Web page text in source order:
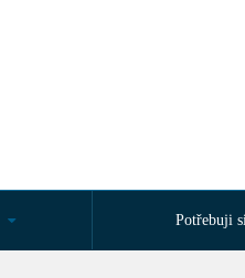
Potřebuji